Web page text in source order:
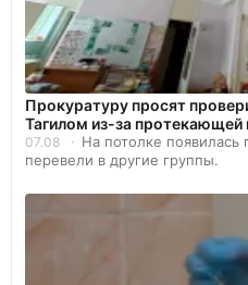
Прокуратуру просят
Тагилом из-за
07.08
На потолке появилась
перевели в другие группы.